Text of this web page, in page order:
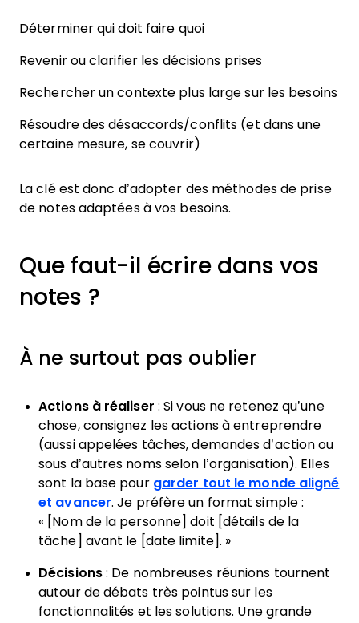
Déterminer qui doit faire quoi
Revenir ou clarifier les décisions prises
Rechercher un contexte plus large sur les besoins
Résoudre des désaccords/conflits (et dans une
certaine mesure, se couvrir)
La clé est donc d’adopter des méthodes de prise
de notes adaptées à vos besoins.
Que faut-il écrire dans vos
notes ?
À ne surtout pas oublier
Actions à réaliser : Si vous ne retenez qu’une
chose, consignez les actions à entreprendre
(aussi appelées tâches, demandes d’action ou
sous d’autres noms selon l’organisation). Elles
sont la base pour garder tout le monde aligné
et avancer. Je préfère un format simple :
« [Nom de la personne] doit [détails de la
tâche] avant le [date limite]. »
Décisions: De nombreuses réunions tournent
autour de débats très pointus sur les
fonctionnalités et les solutions. Une grande